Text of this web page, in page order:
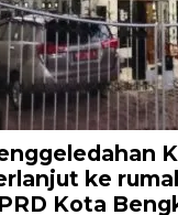
ke
Kota